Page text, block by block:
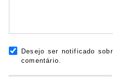
Desejo ser notificado
comentário.